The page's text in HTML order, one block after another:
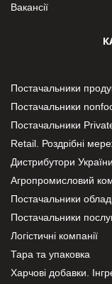
Вакансії
Постачальники
Постачальники
Постачальники
Retail. Роздрібні
Дистрибутори України
Агропромисловий
Постачальники
Постачальники
Логістичні компанії
Тара та упаковка
Харчові добавки.